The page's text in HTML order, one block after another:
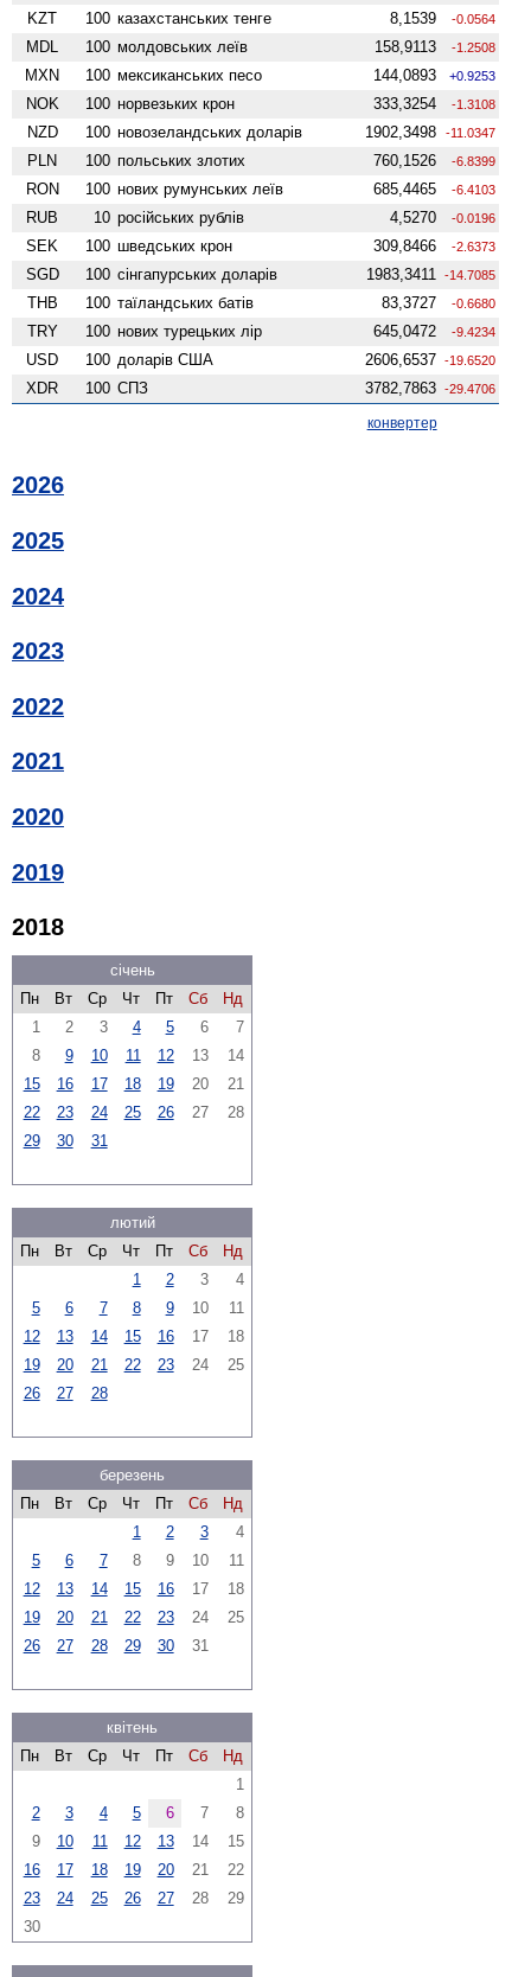
KZT 100 казахстанських тенге 8,1539 -0.0564
MDL 100 молдовських леїв 158,9113 -1.2508
MXN 100 мексиканських песо 144,0893 +0.9253
NOK 100 норвезьких крон 333,3254 -1.3108
NZD 100 ново­зеландських доларів 1902,3498 -11.0347
PLN 100 польських злотих 760,1526 -6.8399
RON 100 нових румунських леїв 685,4465 -6.4103
RUB 10 російських рублів 4,5270 -0.0196
SEK 100 шведських крон 309,8466 -2.6373
SGD 100 сінгапурських доларів 1983,3411 -14.7085
THB 100 таїландських батів 83,3727 -0.6680
TRY 100 нових турецьких лір 645,0472 -9.4234
USD 100 доларів США 2606,6537 -19.6520
XDR 100 СПЗ 3782,7863 -29.4706
конвертер
2026
2025
2024
2023
2022
2021
2020
2019
2018
січень
Пн
Вт Ср Чт Пт Сб
Нд
1
2 3 4 5 6
7
8
9 10 11 12 13
14
15
16 17 18 19 20
21
22
23 24 25 26 27
28
29
30 31
лютий
Пн
Вт Ср Чт Пт Сб
Нд
1
2 3
4
5
6 7 8 9 10
11
12
13 14 15 16 17
18
19
20 21 22 23 24
25
26
27 28
березень
Пн
Вт Ср Чт Пт Сб
Нд
1
2 3
4
5
6 7 8 9 10
11
12
13 14 15 16 17
18
19
20 21 22 23 24
25
26
27 28 29 30 31
квітень
Пн
Вт Ср Чт Пт Сб
Нд
1
2
3 4 5 6 7
8
9
10 11 12 13 14
15
16
17 18 19 20 21
22
23
24 25 26 27 28
29
30